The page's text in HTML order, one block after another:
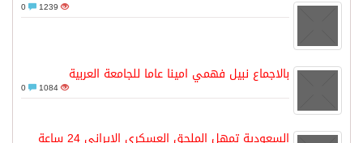
1239
بالاجماع نبيل فهمي امينا عاما للجامعة العربية
1084
السعودية تمهل الملحق العسكري الإيراني 24 ساعة